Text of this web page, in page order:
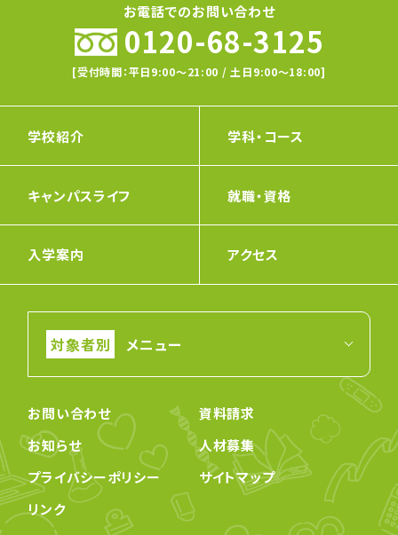
お電話でのお問い合わせ
0120-68-3125
[受付時間：平日9:00〜21:00 / 土日9:00〜18:00]
学校紹介 学科・コース
キャンパスライフ 就職・資格
入学案内 アクセス
メニュー
お問い合わせ
資料請求
お知らせ
人材募集
プライバシーポリシー
サイトマップ
リンク